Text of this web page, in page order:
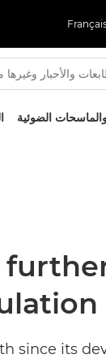
الضوئية
since its